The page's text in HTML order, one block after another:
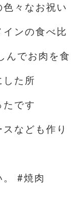
々なお祝い
ンの食べ比
んでお肉を食
した所
たです
なども作り
。 #焼肉